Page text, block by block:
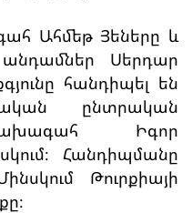
Ահմեթ Յեները և
Սերդար
հանդիպել են
ընտրական
Իգոր
Հանդիպմանը
Թուրքիայի